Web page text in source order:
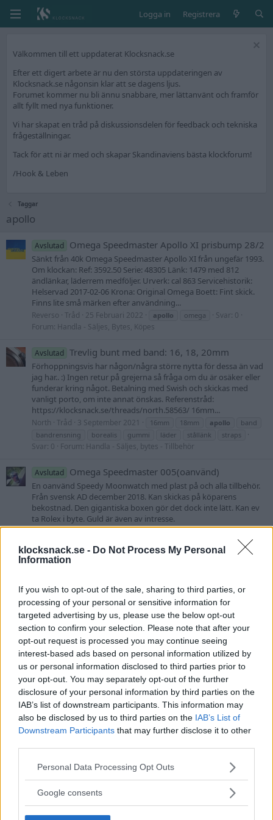
klocksnack.se - Do Not Process My Personal
Information
If you wish to opt-out of the sale, sharing to third parties, or
processing of your personal or sensitive information for
targeted advertising by us, please use the below opt-out
section to confirm your selection. Please note that after your
opt-out request is processed you may continue seeing
interest-based ads based on personal information utilized by
us or personal information disclosed to third parties prior to
your opt-out. You may separately opt-out of the further
disclosure of your personal information by third parties on the
IAB’s list of downstream participants. This information may
also be disclosed by us to third parties on the IAB’s List of
Downstream Participants that may further disclose it to other
Please note that this website/app uses one or more Google
not limited to your visit or usage behaviour. You may click to
use your data for below specified purposes in below Google
Personal Data Processing Opt Outs
Google consents
Logga in Registrera
Välkommen till ett uppdaterat Klocksnack.se
Efter ett digert arbete är nu den största uppdateringen av
Klocksnack.se någonsin klar att se dagens ljus.
Forumet kommer nu bli ännu snabbare, mer lättanvänt och framför
allt fyllt med nya funktioner.
Vi har skapat en tråd på diskussionsdelen för feedback och tekniska
frågeställningar.
Tack för att ni är med och skapar Skandinaviens bästa klockforum!
/Hook & Leben
Taggar
apollo
Avslutad Omega Speedmaster Apollo XI prisbump 28/2
Sänkt från 40k Omega Speedmaster Apollo XI från ungefär 1993.
Om klockan: Ref: 3592.50 Serie: 48305 Länk: 1479 med 812
ändlänkar, läderrem medföljer. Urverk: cal 863 Servicehistorik:
Helservad 2017-02-06 Krona: Original Omega Boett: Fint skick.
Finns lite små märken efter användning...
Reverso Tråd 25 Februari 2022 apollo omega
Svar: 0
Forum: Handla - Säljes, Bytes, Köpes
Avslutad Trevlig bunt med band: 16, 18, 20mm
Förhoppningsvis har någon/några större nytta för dessa än vad
jag har.. :) Ingen retur på grejerna så fråga om du är osäker eller
funderar kring något. Betalning med Swish och skickas med
vanligt porto, om inte annat önskas. Referenstråd:
https://klocksnack.se/threads/north.58563/ 16mm...
North Tråd 3 September 2021 16mm 18mm apollo
band
bandrensning
borealis gummi läder stållänk straps
Svar: 0 Forum: Handla - Säljes, bytes - Tillbehör
Avslutad Omega Speedmaster 005(oanvänd)
En oanvänd Speedy Moonwatch med plast på och alla tillbehör.
Från svensk AD december 2018. Kan skickas på köparens
bekostnad. Den gigantiska boxen gör det dock inte lätt. Kan ev
ta Rolex i byte. Guld är även av intresse.
https://www.kickstarter.com/projects/watchismo/xeric-nasa-
trappist-1-automatic-watch?
ref=2m40s6&utm_source=jellop&ja=z2aimakj&utm_term=001.ja
&utm_content=Xeric_Nasa-CB01&utm_medium=facebook
leverage Tråd 27 Juli 2019 apollo automatisk nasa
Forum:Diskussion
Köpes Panda tavla Apollo Speedmaster!!
Köper en Speedmaster med Panda Apollo modd eller själva
tavlan med visarna. Kom med förslag! :)
klockbert Tråd 25 Juli 2019 omega
panda
panda kronograf
speedmaster Svar: 0 Forum: Handla - Köpes
SPEEDMASTER APOLLO 17 45TH ANNIVERSARY
Letar efter en SPEEDMASTER APOLLO 17 45TH ANNIVERSARY
LIMITED EDITION, ref. 311.30.42.30.03.001. PMa om ni har en till
försäljn.:)
limited edition
speedmaster
Svar: 0